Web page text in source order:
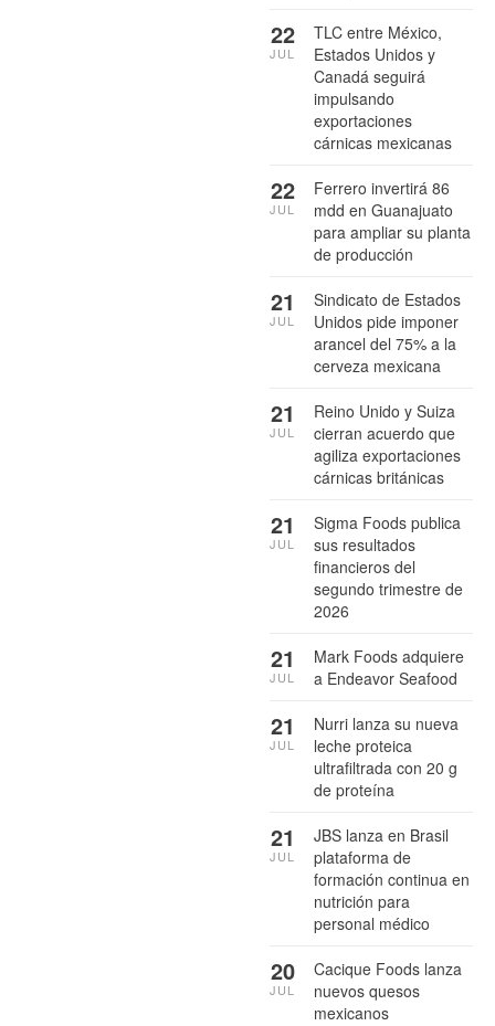
TLC entre México,
Estados Unidos y
Canadá seguirá
impulsando
exportaciones
cárnicas mexicanas
22
JUL
Ferrero invertirá 86
mdd en Guanajuato
para ampliar su planta
de producción
22
JUL
Sindicato de Estados
Unidos pide imponer
arancel del 75% a la
cerveza mexicana
21
JUL
Reino Unido y Suiza
cierran acuerdo que
agiliza exportaciones
cárnicas británicas
21
JUL
Sigma Foods publica
sus resultados
financieros del
segundo trimestre de
2026
21
JUL
Mark Foods adquiere
a Endeavor Seafood
21
JUL
Nurri lanza su nueva
leche proteica
ultrafiltrada con 20 g
de proteína
21
JUL
JBS lanza en Brasil
plataforma de
formación continua en
nutrición para
personal médico
21
JUL
Cacique Foods lanza
nuevos quesos
mexicanos
20
JUL